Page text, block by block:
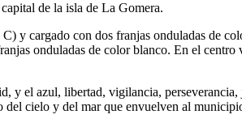
de la isla de La Gomera.
y cargado con dos franjas onduladas de
onduladas de color blanco. En el
el azul, libertad, vigilancia,
cielo y del mar que envuelven al